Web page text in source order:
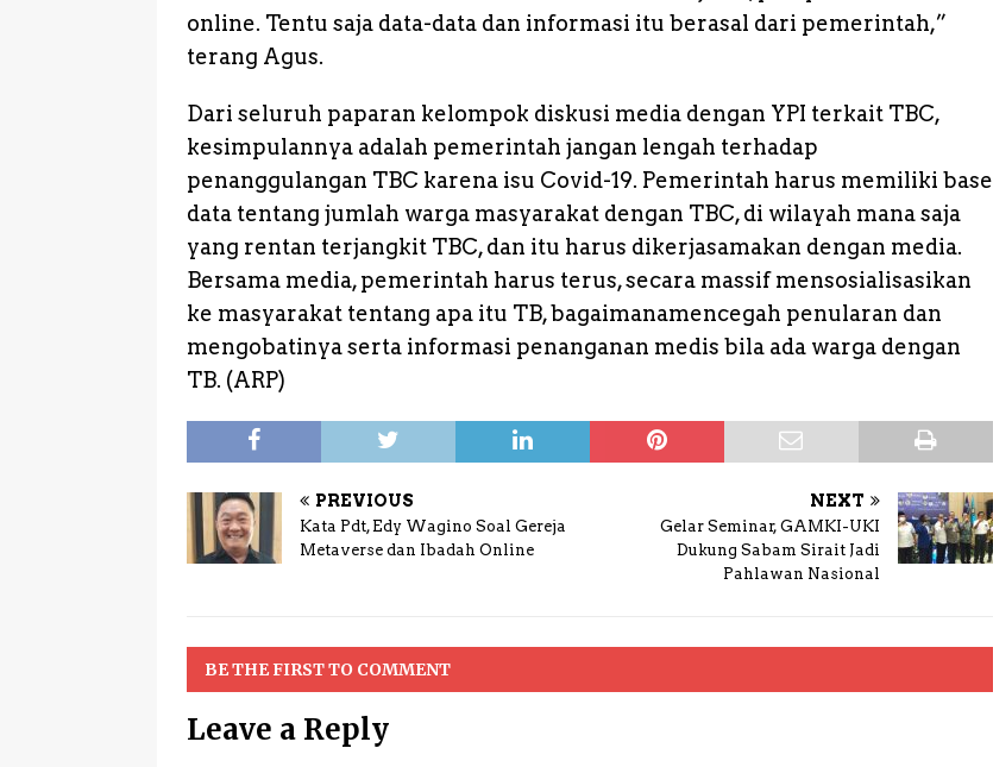
online. Tentu saja data-data dan informasi itu berasal dari pemerintah,”
terang Agus.
Dari seluruh paparan kelompok diskusi media dengan YPI terkait TBC,
kesimpulannya adalah pemerintah jangan lengah terhadap
penanggulangan TBC karena isu Covid-19. Pemerintah harus memiliki base
data tentang jumlah warga masyarakat dengan TBC, di wilayah mana saja
yang rentan terjangkit TBC, dan itu harus dikerjasamakan dengan media.
Bersama media, pemerintah harus terus, secara massif mensosialisasikan
ke masyarakat tentang apa itu TB, bagaimanamencegah penularan dan
mengobatinya serta informasi penanganan medis bila ada warga dengan
TB. (ARP)
PREVIOUS
Kata Pdt, Edy Wagino Soal Gereja
Metaverse dan Ibadah Online
NEXT
Gelar Seminar, GAMKI-UKI
Dukung Sabam Sirait Jadi
Pahlawan Nasional
BE THE FIRST TO COMMENT
Leave a Reply